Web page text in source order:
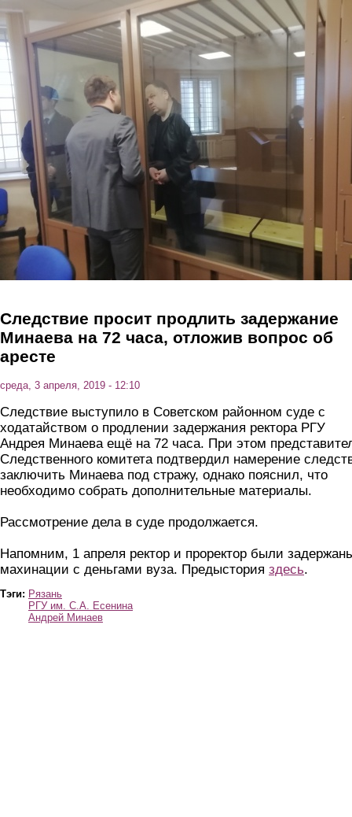
Перейти к основному содержанию
Следствие просит продлить задержание
Минаева на 72 часа, отложив вопрос об
аресте
среда, 3 апреля, 2019 - 12:10
Следствие выступило в Советском районном суде с
ходатайством о продлении задержания ректора РГУ
Андрея Минаева ещё на 72 часа. При этом
Следственного комитета подтвердил намерение
заключить Минаева под стражу, однако пояснил, что
необходимо собрать дополнительные материалы.
Рассмотрение дела в суде продолжается.
Напомним, 1 апреля ректор и проректор были
махинации с деньгами вуза. Предыстория здесь.
Тэги: Рязань
РГУ им. С.А. Есенина
Андрей Минаев